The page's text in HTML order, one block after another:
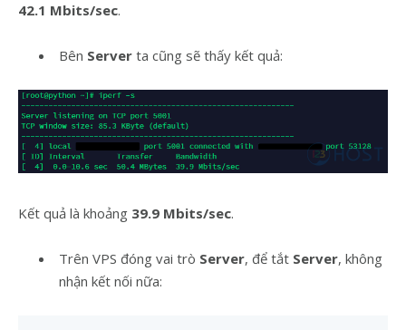
42.1 Mbits/sec.
Bên Server ta cũng sẽ thấy kết quả:
Kết quả là khoảng 39.9 Mbits/sec.
Trên VPS đóng vai trò Server, để tắt Server, không
nhận kết nối nữa: